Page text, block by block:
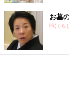
お墓
PR(くら